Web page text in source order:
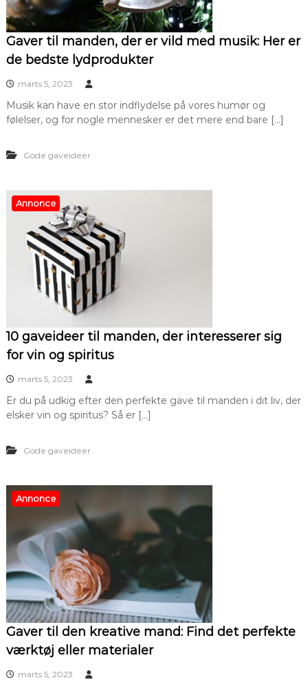
Gaver til manden, der er vild med musik: Her er
de bedste lydprodukter
marts 5, 2023
Musik kan have en stor indflydelse på vores humør og
følelser, og for nogle mennesker er det mere end bare […]
Gode gaveideer
Annonce
10 gaveideer til manden, der interesserer sig
for vin og spiritus
marts 5, 2023
Er du på udkig efter den perfekte gave til manden i dit liv, der
elsker vin og spiritus? Så er […]
Gode gaveideer
Annonce
Gaver til den kreative mand: Find det perfekte
værktøj eller materialer
marts 5, 2023